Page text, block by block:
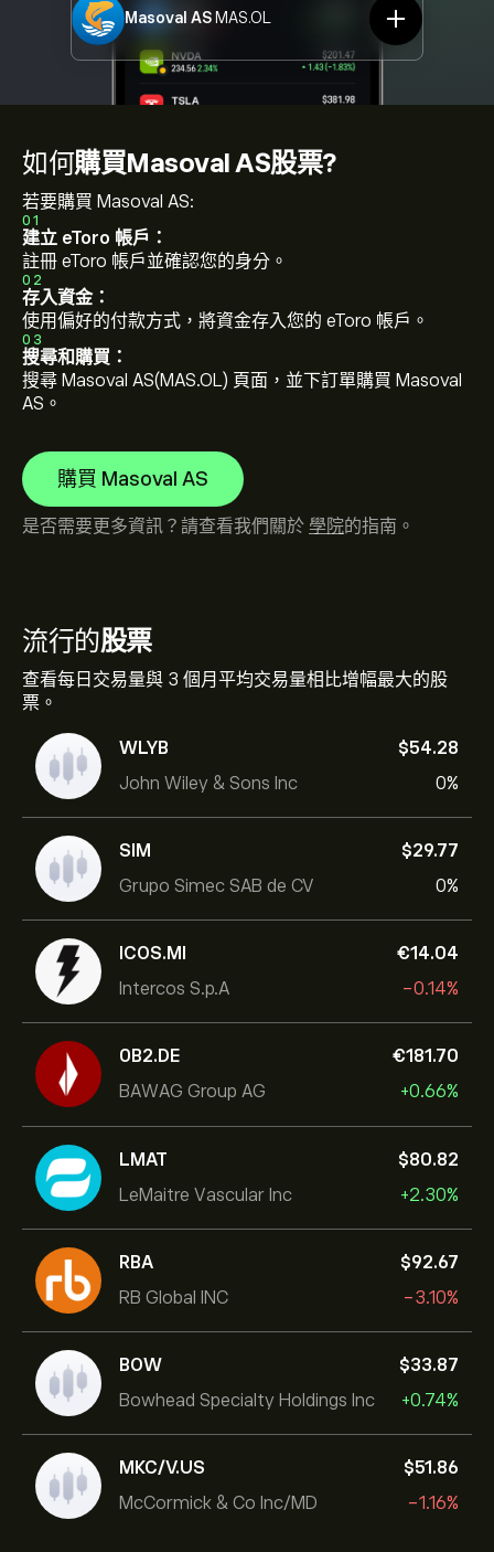
Masoval AS MAS.OL
流行的股票
查看每日交易量與 3 個月平均交易量相比增幅最大的股
票。
WLYB
John Wiley & Sons Inc
‎$‎54.28
0%
SIM
Grupo Simec SAB de CV
‎$‎29.77
0%
ICOS.MI
Intercos S.p.A
‎€‎14.04
-0.14%
0B2.DE
BAWAG Group AG
‎€‎181.70
+0.66%
LMAT
LeMaitre Vascular Inc
‎$‎80.82
+2.30%
RBA
RB Global INC
‎$‎92.67
-3.10%
BOW
Bowhead Specialty Holdings Inc
‎$‎33.87
+0.74%
MKC/V.US
McCormick & Co Inc/MD
‎$‎51.86
-1.16%
如何購買Masoval AS股票?
若要購買 Masoval AS:
01
建立 eToro 帳戶：
註冊 eToro 帳戶並確認您的身分。
02
存入資金：
使用偏好的付款方式，將資金存入您的 eToro 帳戶。
03
搜尋和購買：
搜尋 Masoval AS(MAS.OL) 頁面，並下訂單購買 Masoval
AS。
購買 Masoval AS
是否需要更多資訊？請查看我們關於 學院的指南。